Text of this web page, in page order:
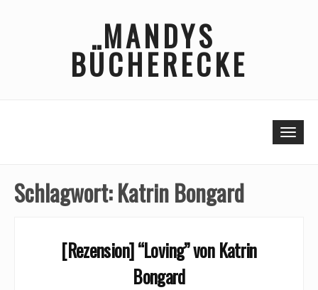
MANDYS
BÜCHERECKE
Schlagwort:Katrin Bongard
[Rezension] “Loving” von Katrin
Bongard